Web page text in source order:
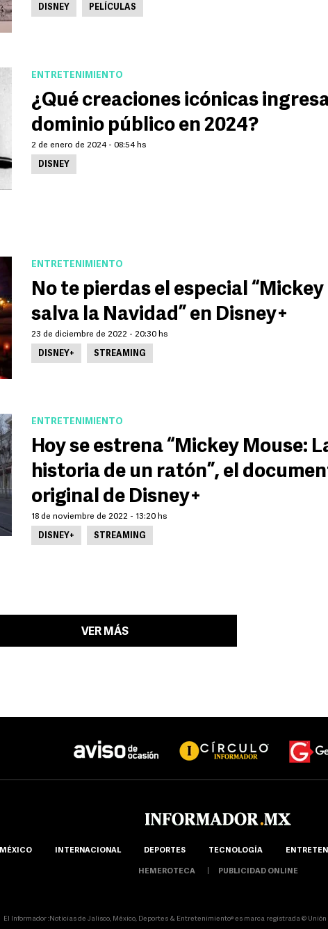
DISNEY PELÍCULAS
ENTRETENIMIENTO
¿Qué creaciones icónicas
dominio público en 2024?
2 de enero de 2024 - 08:54 hs
DISNEY
ENTRETENIMIENTO
No te pierdas el especial “Mickey
salva la Navidad” en Disney+
23 de diciembre de 2022 - 20:30 hs
DISNEY+ STREAMING
ENTRETENIMIENTO
Hoy se estrena “Mickey Mouse:
historia de un ratón”, el
original de Disney+
18 de noviembre de 2022 - 13:20 hs
DISNEY+ STREAMING
VER MÁS
MÉXICO INTERNACIONAL DEPORTES TECNOLOGÍA
HEMEROTECA PUBLICIDAD ONLINE
El Informador ::Noticias de Jalisco, México, Deportes & Entretenimiento® es marca registrada © Unión